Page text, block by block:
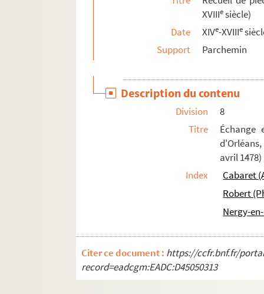
48. Provision pour Jean Mathieu de la
50. Brevet de maitre de poste de
Ms 1412 (1277). Recueil de pièces
Ms 1413 (1278). Recueil de pièces,
Ms 1415 (1280). Recueil de pièces,
Ms 1416 (1281). Recueil de pièces
Ms 1417 (1282). Recueil de pièces
Ms 1418 (1283). Recueil de pièces
Ms 1419 (1284). Recueil de pièces,
Ms 1421 (1286). Recueil d'actes notariés
Ms 1422 (1287). Recueil de correspondances,
XVIIIesiècle)
Date
XIVe-XVIIIe
Support
Parchemin
Description du contenu
Division
8
Titre
Échange
avril 1478)
Index
Cabaret
Robert
Nergy-
Citer ce document : https://ccfr.bnf.fr/
record=eadcgm:EADC:D45050313